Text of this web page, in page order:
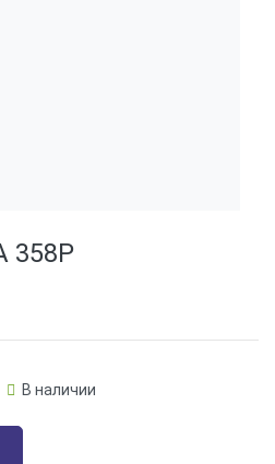
358Р
В наличии